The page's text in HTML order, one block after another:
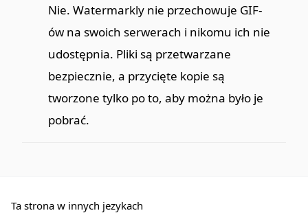
Nie. Watermarkly nie przechowuje GIF-
ów na swoich serwerach i nikomu ich nie
udostępnia. Pliki są przetwarzane
bezpiecznie, a przycięte kopie są
tworzone tylko po to, aby można było je
pobrać.
Ta strona w innych jezykach